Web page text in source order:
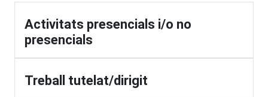
Activitats presencials i/o no
presencials
Treball tutelat/dirigit